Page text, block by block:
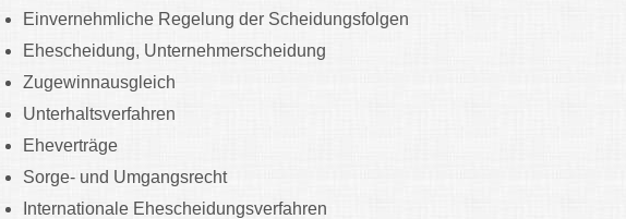
Einvernehmliche Regelung der Scheidungsfolgen
Ehescheidung, Unternehmerscheidung
Zugewinnausgleich
Unterhaltsverfahren
Eheverträge
Sorge- und Umgangsrecht
Internationale Ehescheidungsverfahren